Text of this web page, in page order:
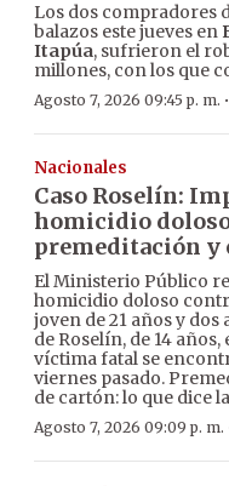
Los dos compradores
balazos este jueves en
Itapúa, sufrieron el
millones, con los que
Agosto 7, 2026 09:45 p. m. ·
Nacionales
Caso Roselín:
homicidio
premeditación y
El Ministerio Público
homicidio doloso
joven de 21 años y
de Roselín, de 14
víctima fatal se
viernes pasado.
de cartón: lo que dice
Agosto 7, 2026 09:09 p. m.